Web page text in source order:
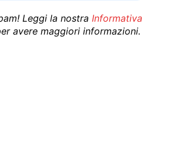
Leggi la nostra Informativa
avere maggiori informazioni.